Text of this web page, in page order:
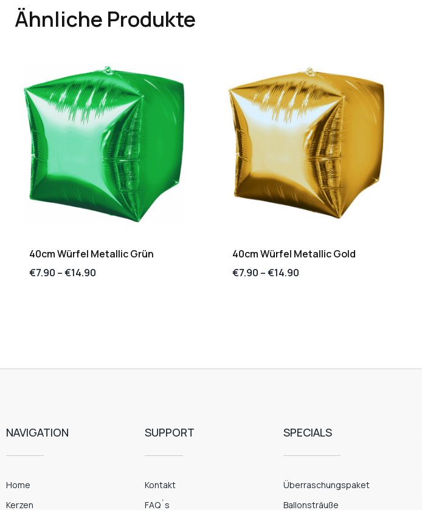
Ähnliche Produkte
40cm Würfel Metallic Grün
€7.90 –€14.90
40cm Würfel Metallic Gold
€7.90 –€14.90
NAVIGATION
Home
Kerzen
SUPPORT
Kontakt
FAQ´s
SPECIALS
Überraschungspaket
Ballonsträuße